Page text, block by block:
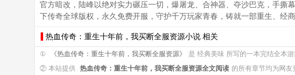
官方暗改，陆峰以绝对实力碾压一切，爆屠龙、合神器、夺沙巴克，手
下传奇全球版权，永久免费开服，守护千万玩家青春，铸就一部重生、经
热血传奇：重生十年前，我买断全服资源小说 相关
① 《热血传奇：重生十年前，我买断全服资源》
是 经典美味 所写的一本完结全本游
② 本站提供 热血传奇：重生十年前，我买断全服资源全文阅读 的所有章节均为网友